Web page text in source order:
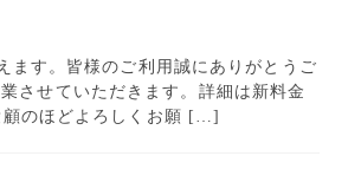
ます。皆様のご利用誠にありがとうご
させていただきます。詳細は新料金
顧のほどよろしくお願 […]